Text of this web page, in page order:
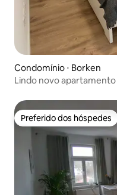
Condomínio ⋅ Borken
Lindo novo
Preferido dos hóspedes
Preferido dos hóspedes